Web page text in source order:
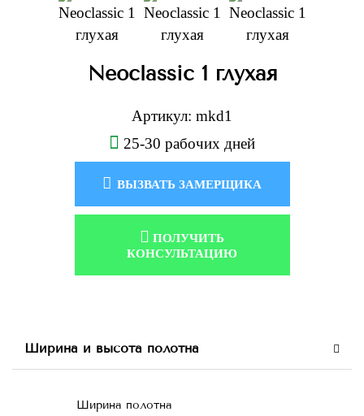
Neoclassic 1 глухая
Артикул: mkd1
25-30 рабочих дней
ВЫЗВАТЬ ЗАМЕРЩИКА
ПОЛУЧИТЬ
КОНСУЛЬТАЦИЮ
Ширина и высота полотна
Ширина полотна